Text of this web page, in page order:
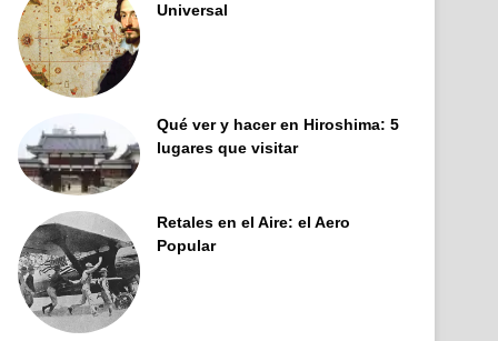
Universal
Qué ver y hacer en Hiroshima: 5
lugares que visitar
Retales en el Aire: el Aero
Popular